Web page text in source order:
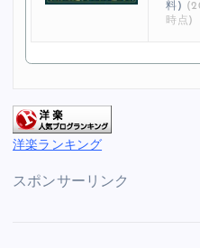
料)
時点)
洋楽ランキング
スポンサーリンク